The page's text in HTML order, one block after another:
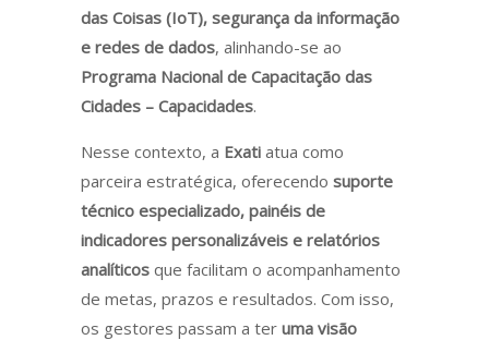
das Coisas (IoT), segurança da informação
e redes de dados, alinhando-se ao
Programa Nacional de Capacitação das
Cidades – Capacidades.
Nesse contexto, a Exati atua como
parceira estratégica, oferecendo suporte
técnico especializado, painéis de
indicadores personalizáveis e relatórios
analíticos que facilitam o acompanhamento
de metas, prazos e resultados. Com isso,
os gestores passam a ter uma visão